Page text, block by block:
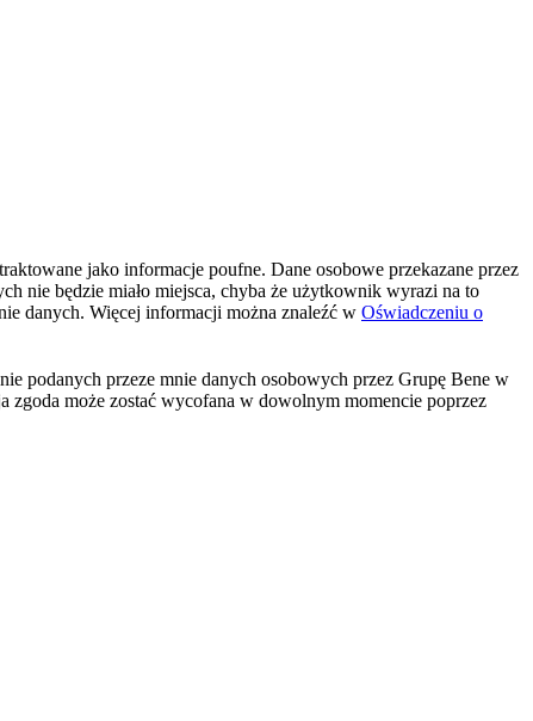
jako informacje poufne. Dane osobowe przekazane przez
nie będzie miało miejsca, chyba że użytkownik wyrazi na to
danych. Więcej informacji można znaleźć w Oświadczeniu o
podanych przeze mnie danych osobowych przez Grupę Bene w
zgoda może zostać wycofana w dowolnym momencie poprzez